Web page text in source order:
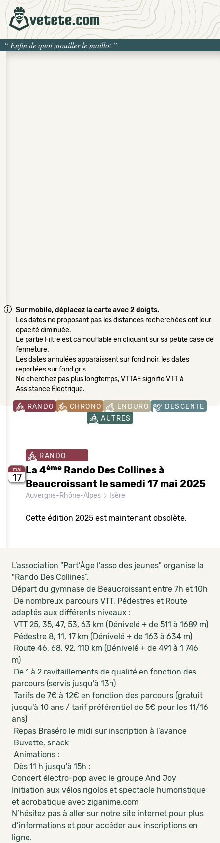
“ Enfin de quoi mouiller le maillot”
Sur mobile, déplacez la carte avec 2 doigts.
Les dates ne proposant pas les distances recherchées ont leur
opacité diminuée.
Le partie Filtre est camouflable en cliquant sur sa petite case de
fermeture.
Les dates annulées apparaissent sur fond noir, les dates
reportées sur fond gris.
Ne cherchez pas plus longtemps, VTTAE signifie VTT à
Assistance Électrique.
RANDO CHRONO ENDURO
DESCENTE
AUTRES
mai
17
RANDO
La 4ème Rando Des Collines à
Beaucroissant le samedi 17 mai 2025
Auvergne-Rhône-Alpes Isère
Cette édition 2025 est maintenant obsolète.
L’association "Part’Âge l’asso des jeunes" organise la
"Rando Des Collines”.
Départ du gymnase de Beaucroissant entre 7h et 10h
De nombreux parcours VTT, Pédestres et Route
adaptés aux différents niveaux :
VTT 25, 35, 47, 53, 63 km (Dénivelé + de 511 à 1689 m)
Pédestre 8, 11, 17 km (Dénivelé + de 163 à 634 m)
Route 46, 68, 92, 110 km (Dénivelé + de 491 à 1 746
m)
De 1 à 2 ravitaillements de qualité en fonction des
parcours (servis jusqu'à 13h)
Tarifs de 7€ à 12€ en fonction des parcours (gratuit
jusqu'à 10 ans / tarif préférentiel de 5€ pour les 11/16
ans)
Repas Braséro le midi sur inscription à l’avance
Buvette, snack
Animations :
Dès 11 h jusqu'à 15h :
Concert électro-pop avec le groupe And Joy
Initiation aux vélos rigolos et spectacle humoristique
et acrobatique avec ziganime.com
N’hésitez pas à aller sur notre site internet pour plus
d’informations et pour accéder aux inscriptions en
ligne.